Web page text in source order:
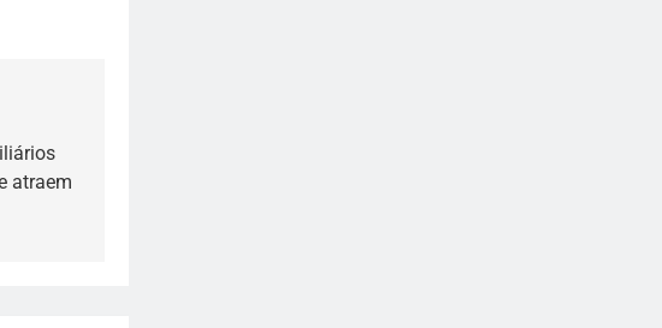
atraem